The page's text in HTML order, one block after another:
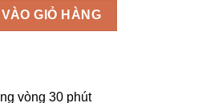
GIỎ HÀNG
vòng 30 phút